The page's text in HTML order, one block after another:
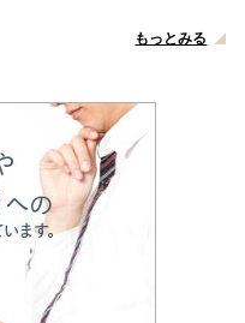
もっとみる